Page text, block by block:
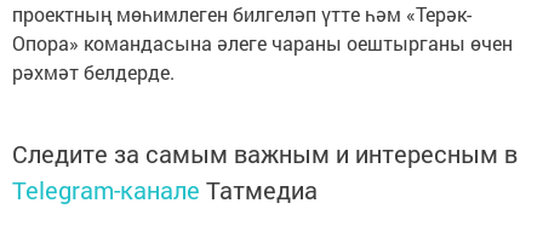
проектның мөһимлеген билгеләп үтте һәм «Терәк-
Опора» командасына әлеге чараны оештырганы өчен
рәхмәт белдерде.
Следите за самым важным и интересным в
Telegram-канале Татмедиа